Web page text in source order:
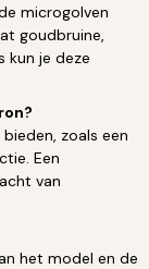
microgolven
goudbruine,
kun je deze
zoals een
Een
van
het model en de